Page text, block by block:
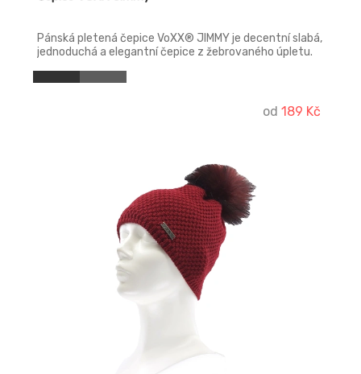
Pánská pletená čepice VoXX® JIMMY je decentní slabá,
jednoduchá a elegantní čepice z žebrovaného úpletu.
od 189 Kč